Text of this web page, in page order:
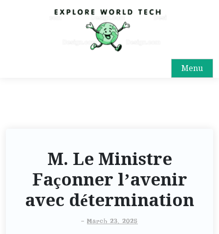
Menu
M. Le Ministre
Façonner l’avenir
avec détermination
- March 23, 2025